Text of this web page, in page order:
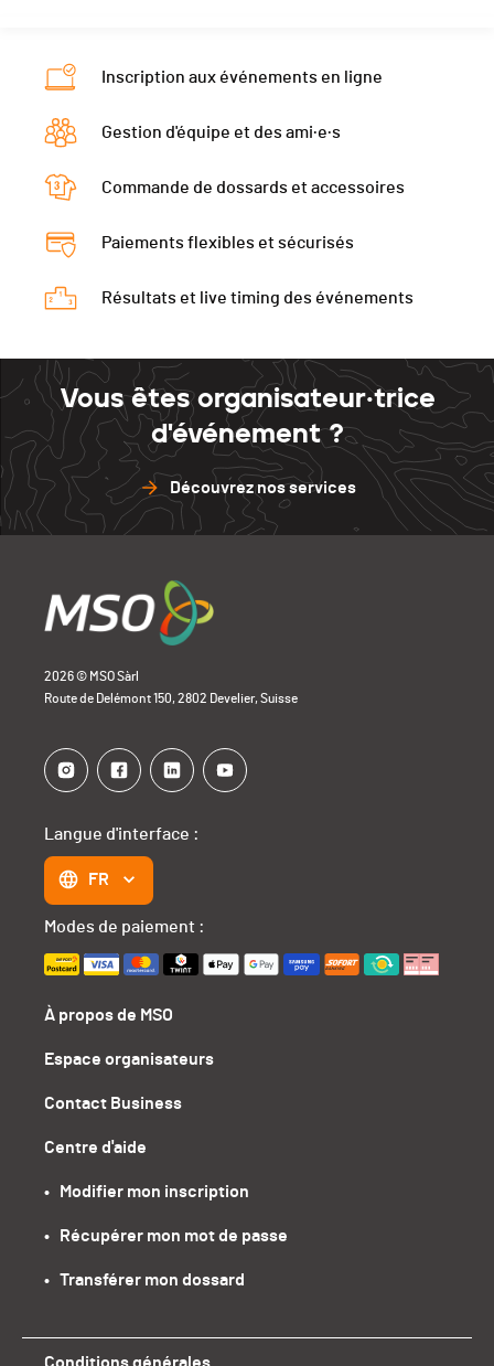
Inscription aux événements en ligne
Gestion d'équipe et des ami·e·s
Commande de dossards et accessoires
Paiements flexibles et sécurisés
Résultats et live timing des événements
Vous êtes organisateur·trice
d'événement ?
Découvrez nos services
2026 © MSO Sàrl
Route de Delémont 150, 2802 Develier, Suisse
À propos de MSO
Espace organisateurs
Contact Business
Centre d'aide
•   Modifier mon inscription
•   Récupérer mon mot de passe
•   Transférer mon dossard
Langue d'interface :
FR
Modes de paiement :